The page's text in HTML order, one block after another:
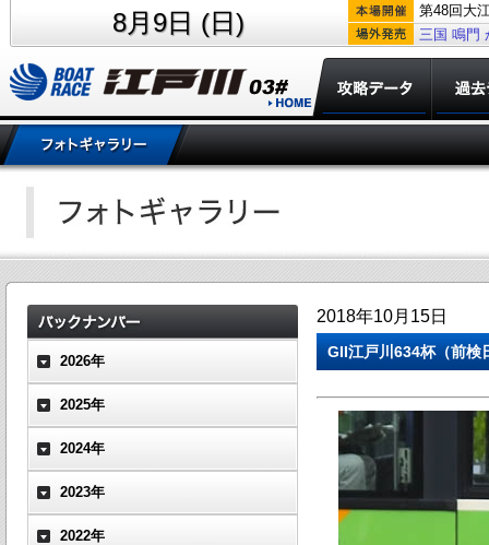
8月9日 (日)
第48回大
三国 鳴門
2026年
2025年
2024年
2023年
2022年
2018年10月15日
GII江戸川634杯（前検